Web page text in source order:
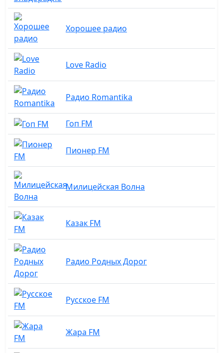
Хорошее радио
Love Radio
Радио Romantika
Гоп FM
Пионер FM
Милицейская Волна
Казак FM
Радио Родных Дорог
Русское FM
Жара FM